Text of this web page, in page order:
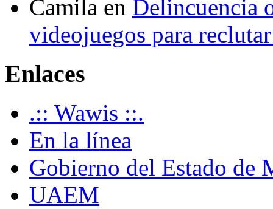
Camila en Delincuencia
videojuegos para
Enlaces
.:: Wawis ::.
En la línea
Gobierno del Estado de
UAEM